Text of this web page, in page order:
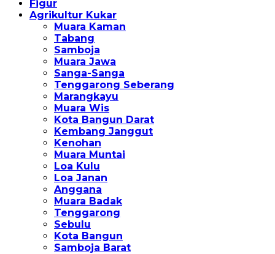
Figur
Agrikultur Kukar
Muara Kaman
Tabang
Samboja
Muara Jawa
Sanga-Sanga
Tenggarong Seberang
Marangkayu
Muara Wis
Kota Bangun Darat
Kembang Janggut
Kenohan
Muara Muntai
Loa Kulu
Loa Janan
Anggana
Muara Badak
Tenggarong
Sebulu
Kota Bangun
Samboja Barat